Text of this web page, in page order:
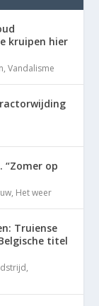
kruipen hier
,Vandalisme
“Zomer op
, Het weer
Truiense
titel
,